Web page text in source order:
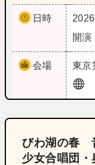
日時
開演
会場 東京
びわ湖の春
少女合唱団